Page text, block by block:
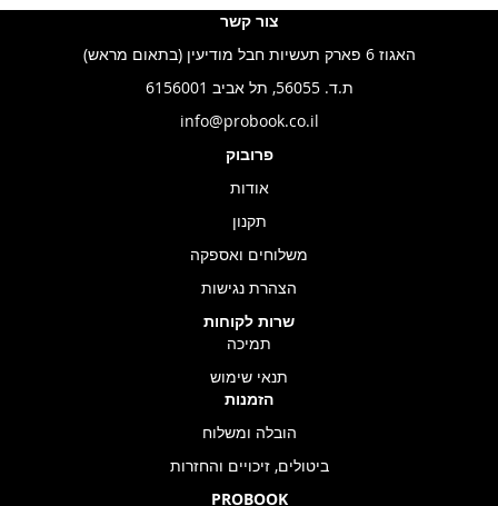
צור קשר
האגוז 6 פארק תעשיות חבל מודיעין (בתאום מראש)
ת.ד. 56055, תל אביב 6156001
info@probook.co.il
פרובוק
אודות
תקנון
משלוחים ואספקה
הצהרת נגישות
שרות לקוחות
תמיכה
תנאי שימוש
הזמנות
הובלה ומשלוח
ביטולים, זיכויים והחזרות
PROBOOK